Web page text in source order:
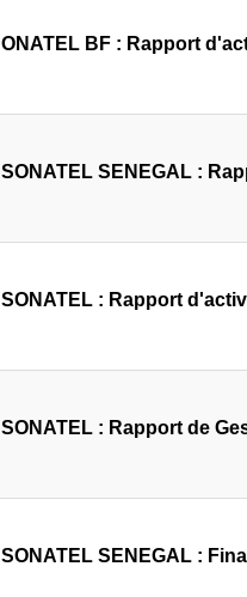
ONATEL BF : Rapport
SONATEL SENEGAL :
SONATEL : Rapport
SONATEL : Rapport de
SONATEL SENEGAL :